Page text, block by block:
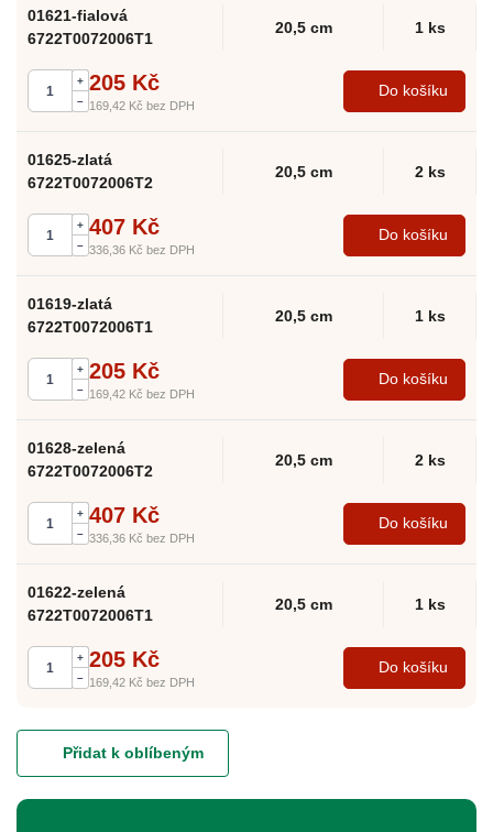
01621-fialová
6722T0072006T1
20,5 cm 1 ks
+
–
205 Kč
169,42 Kč bez DPH
Do košíku
01625-zlatá
6722T0072006T2
20,5 cm 2 ks
+
–
407 Kč
336,36 Kč bez DPH
Do košíku
01619-zlatá
6722T0072006T1
20,5 cm 1 ks
+
–
205 Kč
169,42 Kč bez DPH
Do košíku
01628-zelená
6722T0072006T2
20,5 cm 2 ks
+
–
407 Kč
336,36 Kč bez DPH
Do košíku
01622-zelená
6722T0072006T1
20,5 cm 1 ks
+
–
205 Kč
169,42 Kč bez DPH
Do košíku
Přidat k oblíbeným